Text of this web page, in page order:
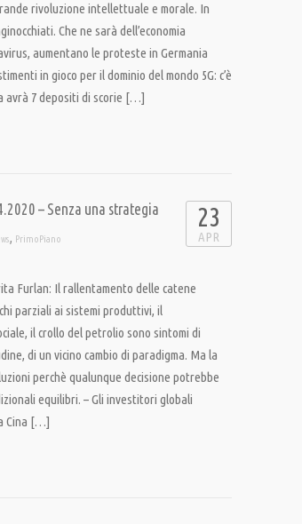
rivoluzione intellettuale e morale. In
Che ne sarà dell’economia
aumentano le proteste in Germania
in gioco per il dominio del mondo 5G: c’è
avrà 7 depositi di scorie […]
– Senza una strategia
, PrimoPiano
23
APR
Furlan: Il rallentamento delle catene
parziali ai sistemi produttivi, il
il crollo del petrolio sono sintomi di
di un vicino cambio di paradigma. Ma la
perchè qualunque decisione potrebbe
equilibri. – Gli investitori globali
Cina […]